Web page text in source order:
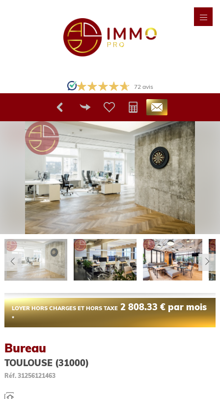
72 avis
LOYER HORS CHARGES ET HORS TAXE2 808.33 € par mois
*
Bureau
TOULOUSE (31000)
Réf. 31256121463